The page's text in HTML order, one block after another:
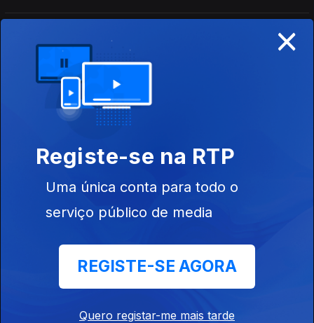
Edição | Saes Furtado
13 jul. 2026
Edição | Saes Furtado
Edição | Lília Almeida
11 jul. 2026
Edição | Saes Furtado
10 jul. 2026
×
Registe-se na RTP
Uma única conta para todo o
serviço público de media
REGISTE-SE AGORA
Quero registar-me mais tarde